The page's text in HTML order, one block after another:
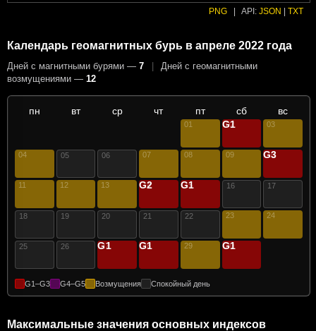
PNG | API: JSON | TXT
Календарь геомагнитных бурь в апреле 2022 года
Дней с магнитными бурями — 7 |
Дней с геомагнитными
возмущениями — 12
пн вт ср чт пт сб вс
01 02
G1 03
04 05 06 07 08 09 10
G3
11 12 13 14
G2 15
G1 16 17
18 19 20 21 22 23 24
25 26 27
G1 28
G1 29 30
G1
G1–G3 G4–G5 Возмущения Спокойный день
Максимальные значения основных индексов